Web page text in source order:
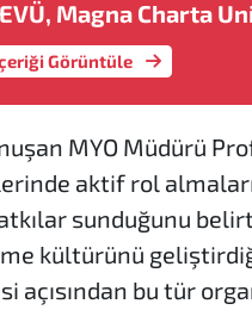
Magna Charta
Görüntüle
MYO Müdürü
aktif rol
sunduğunu
kültürünü
açısından bu tür